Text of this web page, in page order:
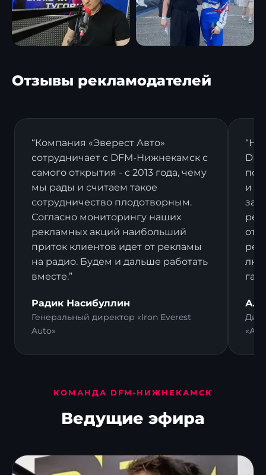
Отзывы рекламодателей
“Компания «Эверест Авто»
сотрудничает с DFM-Нижнекамск с
самого открытия - с 2013 года, чему
мы рады и считаем такое
сотрудничество плодотворным.
Согласно мониторингу наших
рекламных акций наибольший
приток клиентов идет от рекламы
на радио. Будем и дальше работать
вместе.”
Радик Насибуллин
Генеральный директор «Iron Everest
Auto»
и в
КОМАНДА DFM-НИЖНЕКАМСК
Ведущие эфира